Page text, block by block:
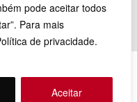
pode aceitar todos
Para mais
de privacidade.
Aceitar